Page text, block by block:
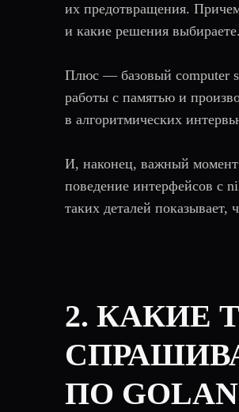
их предотвращения.
и какие решения выбираете.
Плюс — базовый computer
работы с памятью и
в алгоритмических
И, наконец, важный
поведение интерфейсов с
таких деталей показывает,
2. КАКИЕ
ПО